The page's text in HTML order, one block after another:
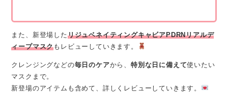
また、新登場したリジュベネイティングキャビアPDRNリアルデ
ィープマスクもレビューしていきます。
クレンジングなどの毎日のケアから、 特別な日に備えて使いたい
マスクまで。
新登場のアイテムも含めて、詳しくレビューしていきます。